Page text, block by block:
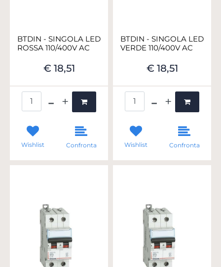
BTDIN - SINGOLA LED
ROSSA 110/400V AC
€ 18,51
Wishlist Confronta
BTDIN - SINGOLA LED
VERDE 110/400V AC
€ 18,51
Wishlist Confronta